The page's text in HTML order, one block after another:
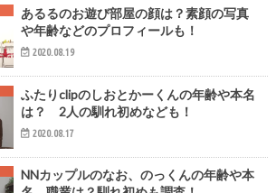
あるるのお遊び部屋の顔は？素顔の写真
や年齢などのプロフィールも！
2020.08.19
ふたりclipのしおとかーくんの年齢や本名
は？ 2人の馴れ初めなども！
2020.08.17
NNカップルのなお、のっくんの年齢や本